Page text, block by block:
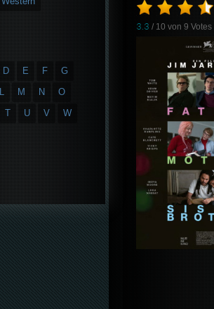
3.3 / 10 von9 Votes
D E F
G
L M N
O
T U V
W